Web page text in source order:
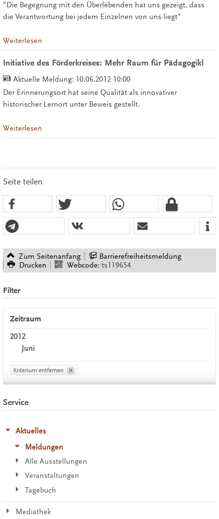
"Die Begegnung mit den Überlebenden hat uns gezeigt, dass
die Verantwortung bei jedem Einzelnen von uns liegt"
Weiterlesen
Initiative des Förderkreises: Mehr Raum für Pädagogik!
Aktuelle Meldung: 10.06.2012 10:00
Der Erinnerungsort hat seine Qualität als innovativer
historischer Lernort unter Beweis gestellt.
Weiterlesen
Seite teilen
Zum Seitenanfang
Barrierefreiheitsmeldung
Drucken
Webcode: ts119654
Filter
Zeitraum
2012
Juni
Kriterium entfernen
Service
Aktuelles
Meldungen
Alle Ausstellungen
Veranstaltungen
Tagebuch
Mediathek